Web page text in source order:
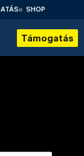
SHOP
Támogatás